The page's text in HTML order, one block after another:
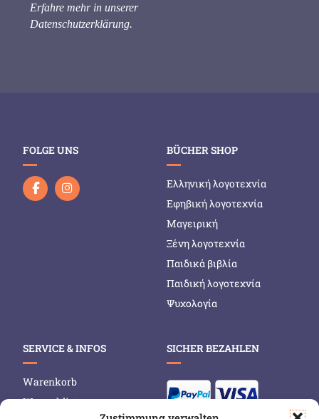
Erfahre mehr in unserer
Datenschutzerklärung.
FOLGE UNS BÜCHER SHOP
Ελληνική λογοτεχνία
Εφηβική λογοτεχνία
Μαγειρική
Ξένη λογοτεχνία
Παιδικά βιβλία
Παιδική λογοτεχνία
Ψυχολογία
SERVICE & INFOS
Warenkorb
Wunschliste
SICHER BEZAHLEN